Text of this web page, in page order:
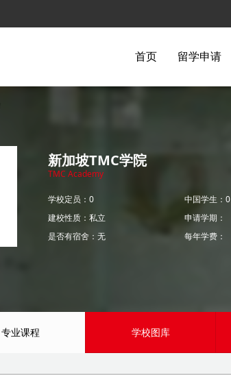
首页 留学申请
新加坡TMC学院
TMC Academy
学校定员：0
建校性质：私立
是否有宿舍：无
中国学生：0
申请学期：
每年学费：
专业课程 学校图库